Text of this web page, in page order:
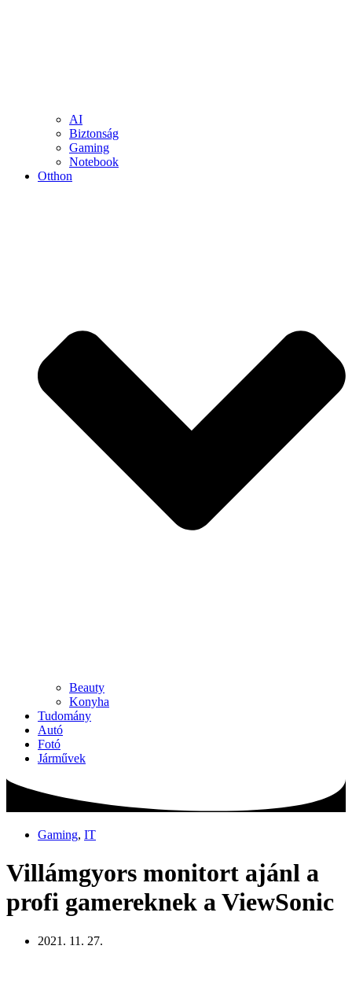
AI
Biztonság
Gaming
Notebook
Otthon
Beauty
Konyha
Tudomány
Autó
Fotó
Járművek
Gaming, IT
Villámgyors monitort ajánl a
profi gamereknek a ViewSonic
2021. 11. 27.